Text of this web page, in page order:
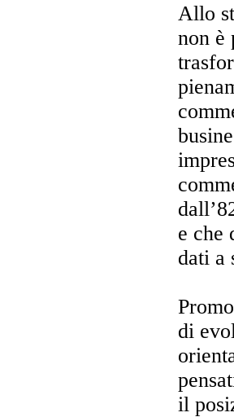
Allo
non è
e che
dati a
di
il